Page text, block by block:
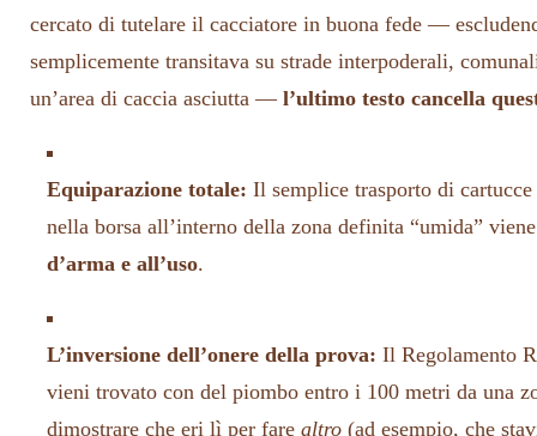
cercato di tutelare il cacciatore in buona fede —
semplicemente transitava su strade interpoderali,
un’area di caccia asciutta — l’ultimo testo cancella
Equiparazione totale: Il semplice trasporto di
nella borsa all’interno della zona definita “umida”
d’arma e all’uso.
L’inversione dell’onere della prova: Il Regolamento
vieni trovato con del piombo entro i 100 metri da una
dimostrare che eri lì per fare altro (ad esempio, che